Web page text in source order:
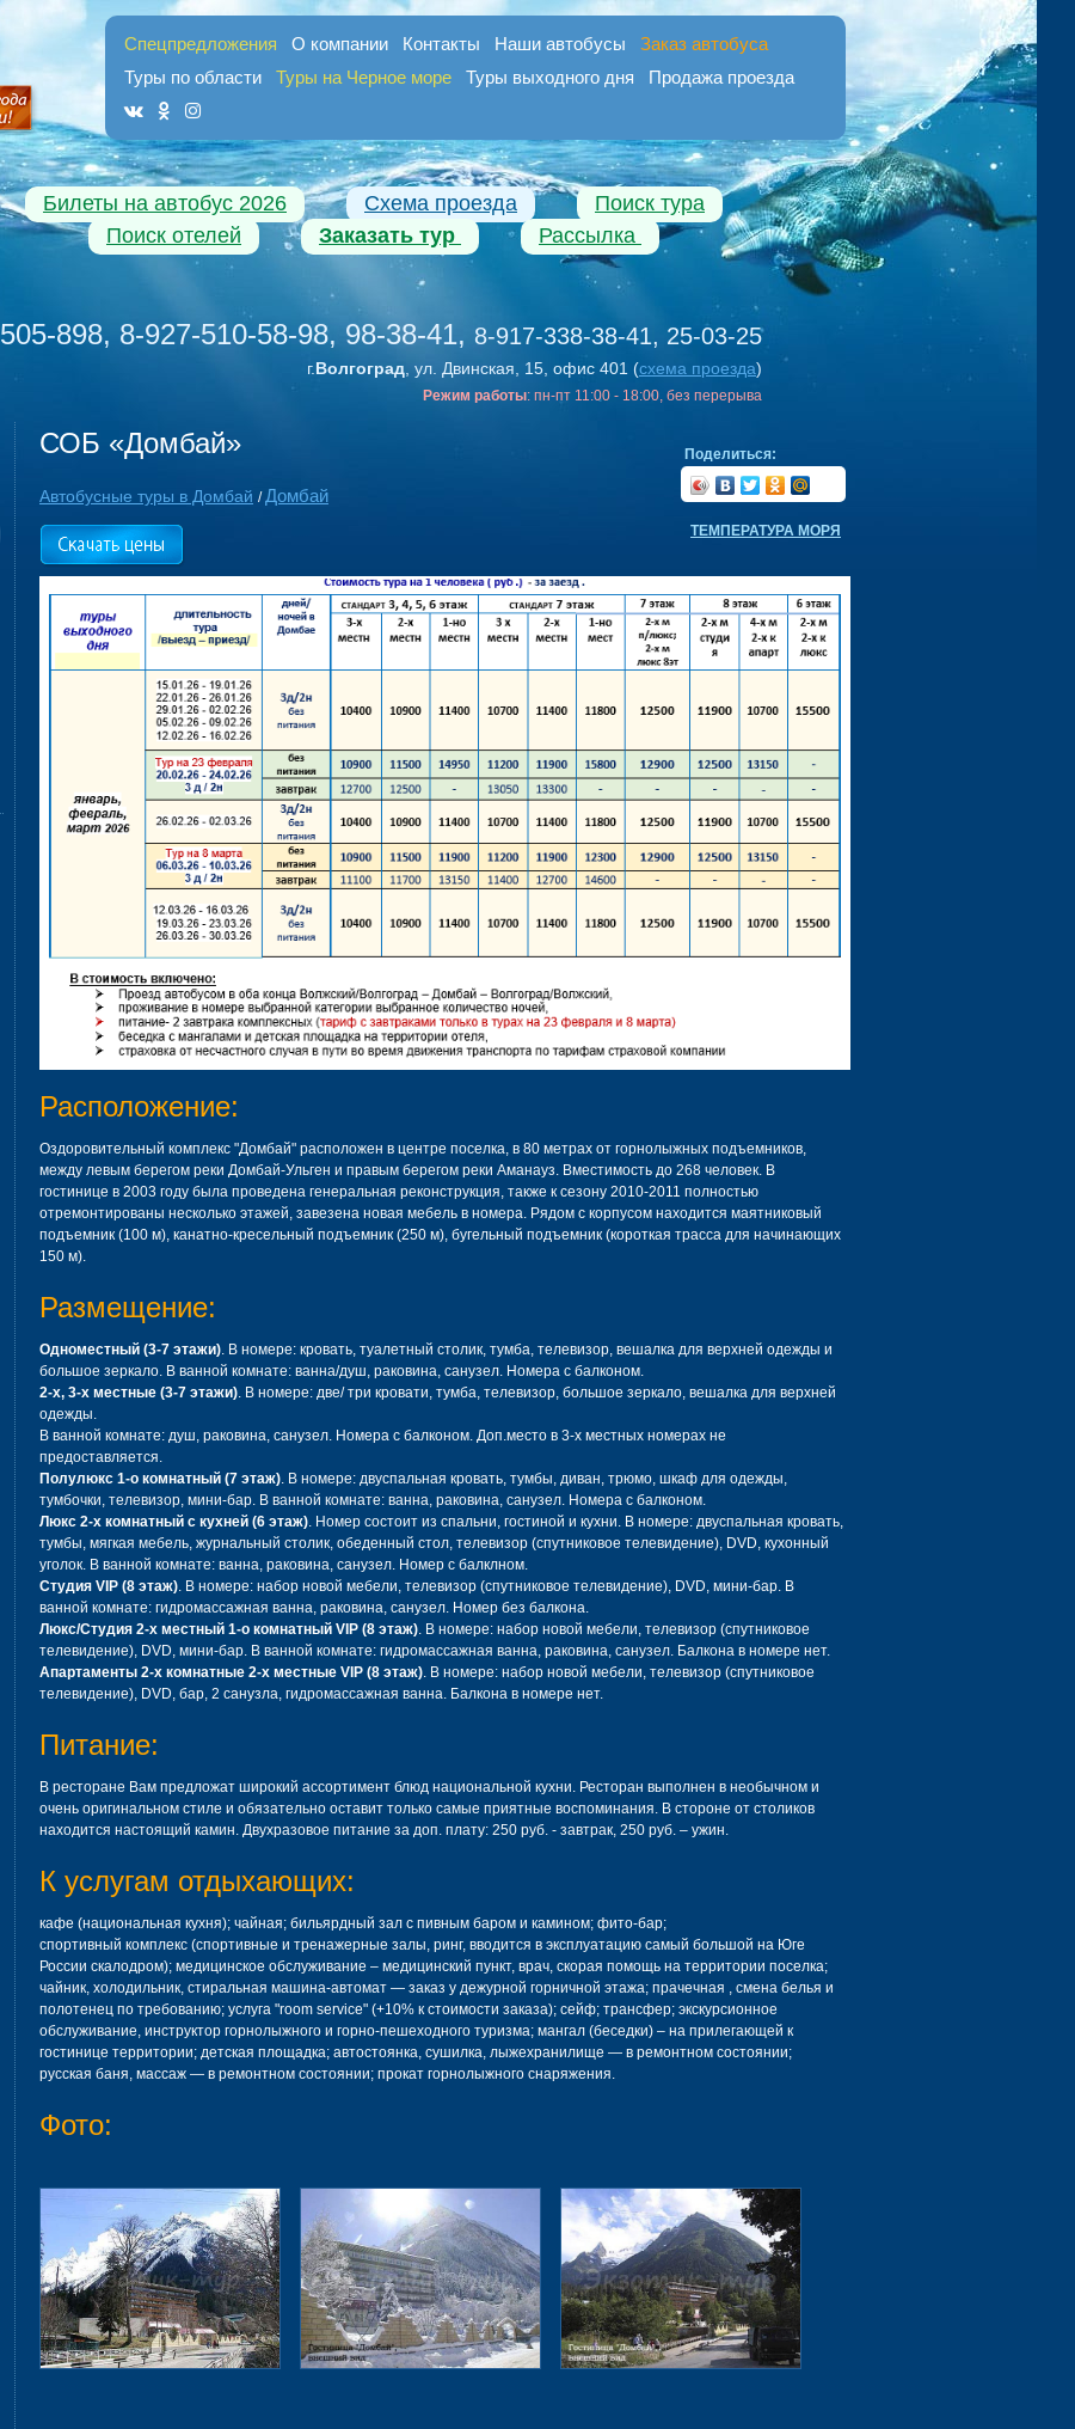
Спецпредложения О компании Контакты Наши автобусы
Заказ автобуса
Туры по области
Туры на Черное море Туры выходного дня Продажа проезда
Билеты на автобус 2026 Схема проезда
Поиск тура
Поиск отелей
Заказать тур Рассылка
505-898, 8-927-510-58-98, 98-38-41, 8-917-338-38-41, 25-03-25
г.Волгоград , ул. Двинская, 15, офис 401 (схема проезда)
Режим работы: пн-пт 11:00 - 18:00, без перерыва
СОБ «Домбай» Поделиться:
ТЕМПЕРАТУРА МОРЯ
Автобусные туры в Домбай / Домбай
Расположение:
Оздоровительный комплекс "Домбай" расположен в центре поселка, в 80 метрах от горнолыжных подъемников,
между левым берегом реки Домбай-Ульген и правым берегом реки Аманауз. Вместимость до 268 человек. В
гостинице в 2003 году была проведена генеральная реконструкция, также к сезону 2010-2011 полностью
отремонтированы несколько этажей, завезена новая мебель в номера. Рядом с корпусом находится маятниковый
подъемник (100 м), канатно-кресельный подъемник (250 м), бугельный подъемник (короткая трасса для начинающих
150 м).
Размещение:
Одноместный (3-7 этажи). В номере: кровать, туалетный столик, тумба, телевизор, вешалка для верхней одежды и
большое зеркало. В ванной комнате: ванна/душ, раковина, санузел. Номера с балконом.
2-х, 3-х местные (3-7 этажи). В номере: две/ три кровати, тумба, телевизор, большое зеркало, вешалка для верхней
одежды.
В ванной комнате: душ, раковина, санузел. Номера с балконом. Доп.место в 3-х местных номерах не
предоставляется.
Полулюкс 1-о комнатный (7 этаж). В номере: двуспальная кровать, тумбы, диван, трюмо, шкаф для одежды,
тумбочки, телевизор, мини-бар. В ванной комнате: ванна, раковина, санузел. Номера с балконом.
Люкс 2-х комнатный с кухней (6 этаж). Номер состоит из спальни, гостиной и кухни. В номере: двуспальная кровать,
тумбы, мягкая мебель, журнальный столик, обеденный стол, телевизор (спутниковое телевидение), DVD, кухонный
уголок. В ванной комнате: ванна, раковина, санузел. Номер с балклном.
Студия VIP (8 этаж). В номере: набор новой мебели, телевизор (спутниковое телевидение), DVD, мини-бар. В
ванной комнате: гидромассажная ванна, раковина, санузел. Номер без балкона.
Люкс/Студия 2-х местный 1-о комнатный VIP (8 этаж). В номере: набор новой мебели, телевизор (спутниковое
телевидение), DVD, мини-бар. В ванной комнате: гидромассажная ванна, раковина, санузел. Балкона в номере нет.
Апартаменты 2-х комнатные 2-х местные VIP (8 этаж). В номере: набор новой мебели, телевизор (спутниковое
телевидение), DVD, бар, 2 санузла, гидромассажная ванна. Балкона в номере нет.
Питание:
В ресторане Вам предложат широкий ассортимент блюд национальной кухни. Ресторан выполнен в необычном и
очень оригинальном стиле и обязательно оставит только самые приятные воспоминания. В стороне от столиков
находится настоящий камин. Двухразовое питание за доп. плату: 250 руб. - завтрак, 250 руб. – ужин.
К услугам отдыхающих:
кафе (национальная кухня); чайная; бильярдный зал с пивным баром и камином; фито-бар;
спортивный комплекс (спортивные и тренажерные залы, ринг, вводится в эксплуатацию самый большой на Юге
России скалодром); медицинское обслуживание – медицинский пункт, врач, скорая помощь на территории поселка;
чайник, холодильник, стиральная машина-автомат — заказ у дежурной горничной этажа; прачечная , смена белья и
полотенец по требованию; услуга "room service" (+10% к стоимости заказа); сейф; трансфер; экскурсионное
обслуживание, инструктор горнолыжного и горно-пешеходного туризма; мангал (беседки) – на прилегающей к
гостинице территории; детская площадка; автостоянка, сушилка, лыжехранилище — в ремонтном состоянии;
русская баня, массаж — в ремонтном состоянии; прокат горнолыжного снаряжения.
Фото: